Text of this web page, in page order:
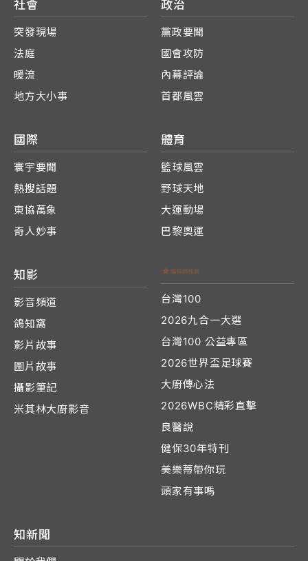
社會
突發現場
法庭
暖流
地方大小事
政治
黨政要聞
國會攻防
內幕評論
首都風雲
國際
寰宇要聞
熱搜話題
東協萬象
奇人妙事
體育
籃球風雲
野球天地
大運動場
巴黎奧運
知影
影音頻道
鴿知窩
影片故事
圖片故事
攝影筆記
米其林大廚影音
台灣100
2026九合一大選
台灣100 公益專區
2026世界盃足球賽
大廚傳心法
2026WBC精彩直擊
良醫說
健保30年特刊
美樂蒂帶你玩
頭家有事嗎
知新聞